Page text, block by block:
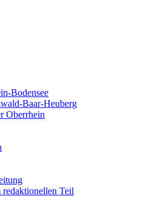
Bodensee
Baar-Heuberg
Oberrhein
Teil